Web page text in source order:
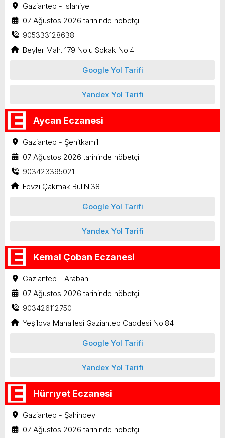
Gaziantep - Islahiye
07 Ağustos 2026 tarihinde nöbetçi
905333128638
Beyler Mah. 179 Nolu Sokak No:4
Google Yol Tarifi
Yandex Yol Tarifi
Aycan Eczanesi
Gaziantep - Şehitkamil
07 Ağustos 2026 tarihinde nöbetçi
903423395021
Fevzi Çakmak Bul.N:38
Google Yol Tarifi
Yandex Yol Tarifi
Kemal Çoban Eczanesi
Gaziantep - Araban
07 Ağustos 2026 tarihinde nöbetçi
903426112750
Yeşilova Mahallesi Gaziantep Caddesi No:84
Google Yol Tarifi
Yandex Yol Tarifi
Hürrıyet Eczanesi
Gaziantep - Şahinbey
07 Ağustos 2026 tarihinde nöbetçi